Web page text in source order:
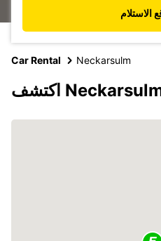
الاستلام
Car Rental Neckarsulm